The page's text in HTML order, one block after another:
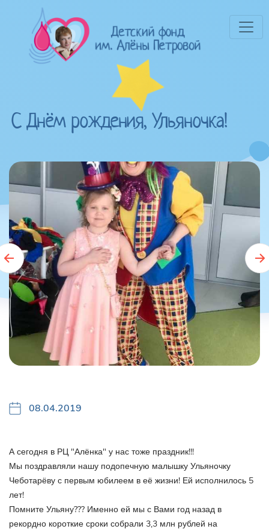
С Днём рождения, Ульяночка!
08.04.2019
А сегодня в РЦ "Алёнка" у нас тоже праздник!!!
Мы поздравляли нашу подопечную малышку Ульяночку
Чеботарёву с первым юбилеем в её жизни! Ей исполнилось 5
лет!
Помните Ульяну??? Именно ей мы с Вами год назад в
рекордно короткие сроки собрали 3,3 млн рублей на